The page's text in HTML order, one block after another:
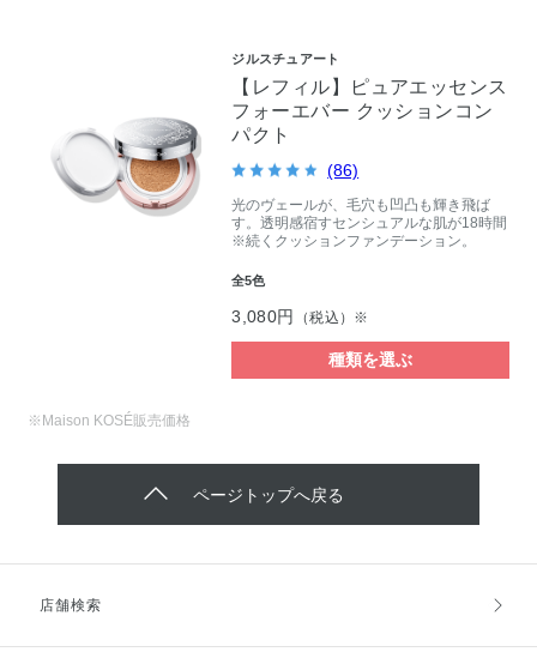
ジルスチュアート
【レフィル】ピュアエッセンス
フォーエバー クッションコン
パクト
(86)
光のヴェールが、毛穴も凹凸も輝き飛ば
す。透明感宿すセンシュアルな肌が18時間
※続くクッションファンデーション。
全5色
3,080円 （税込）※
種類を選ぶ
※Maison KOSÉ販売価格
ページトップへ戻る
店舗検索